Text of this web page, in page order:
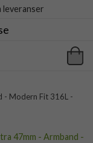
leveranser
- Modern Fit 316L -